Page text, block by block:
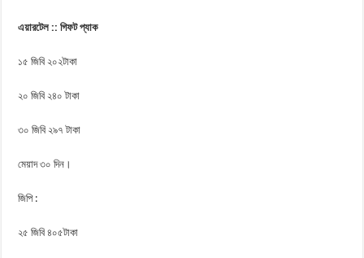
এয়ারটেল :: গিফট প্যাক
১৫ জিবি ২০২টাকা
২০ জিবি ২৪০ টাকা
৩০ জিবি ২৯৭ টাকা
মেয়াদ ৩০ দিন।
জিপি :
২৫ জিবি ৪০৫টাকা